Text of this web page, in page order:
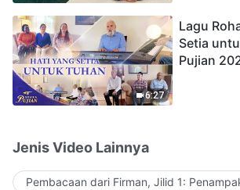
6:27
Lagu
Setia
Pujian
Jenis Video Lainnya
Pembacaan dari Firman, Jilid 1: